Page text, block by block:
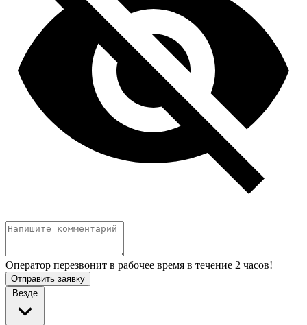
Оператор перезвонит в рабочее время в течение 2 часов!
Отправить заявку
Везде